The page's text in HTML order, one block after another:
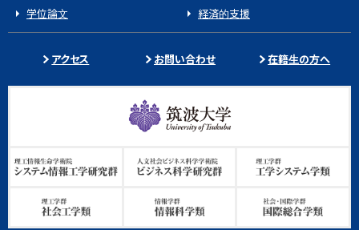
学位論文
経済的支援
アクセス お問い合わせ 在籍生の方へ